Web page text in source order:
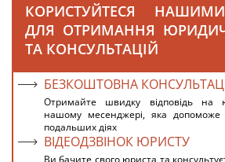
КОРИСТУЙТЕСЯ
ДЛЯ ОТРИМАННЯ
ТА КОНСУЛЬТАЦІЙ
БЕЗКОШТОВНА
Отримайте швидку відповідь
нашому месенджері, яка допоможе
подальших діях
ВІДЕОДЗВІНОК ЮРИСТУ
Ви бачите свого юриста та